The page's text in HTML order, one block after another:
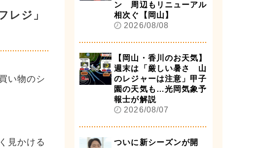
レジ」
い物のシ
見かける
ン 周辺もリニューアル
相次ぐ【岡山】
2026/08/08
【岡山・香川のお天気】
週末は「厳しい暑さ 山
のレジャーは注意」甲子
園の天気も…光岡気象予
報士が解説
2026/08/07
ついに新シーズンが開